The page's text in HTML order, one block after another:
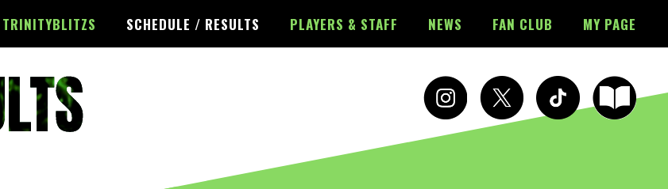
TRINITYBLITZS SCHEDULE / RESULTS PLAYERS & STAFF NEWS FAN CLUB MY PAGE